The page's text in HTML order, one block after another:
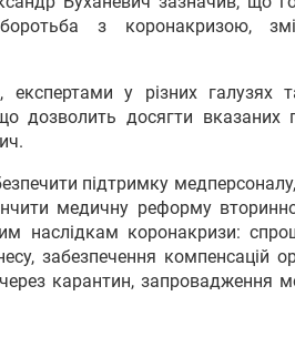
з коронакризою,
експертами у різних галузях
дозволить досягти вказаних
підтримку
медичну реформу
наслідкам коронакризи:
забезпечення компенсацій
карантин, запровадження